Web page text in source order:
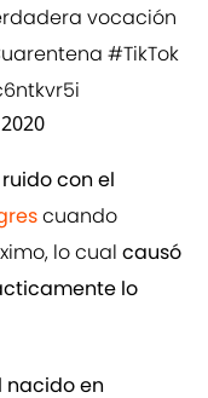
vocación
#TikTok
con el
cuando
lo cual causó
lo
nacido en